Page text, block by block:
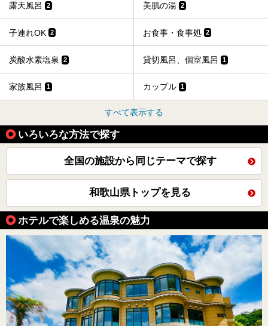
露天風呂 2 美肌の湯 2
子連れOK 2 お食事・食事処 2
炭酸水素塩泉 2 貸切風呂、個室風呂 1
家族風呂 1 カップル 1
すべて表示する
いろいろな方法で探す
全国の施設から同じテーマで探す
和歌山県トップを見る
ホテルで楽しめる温泉の魅力